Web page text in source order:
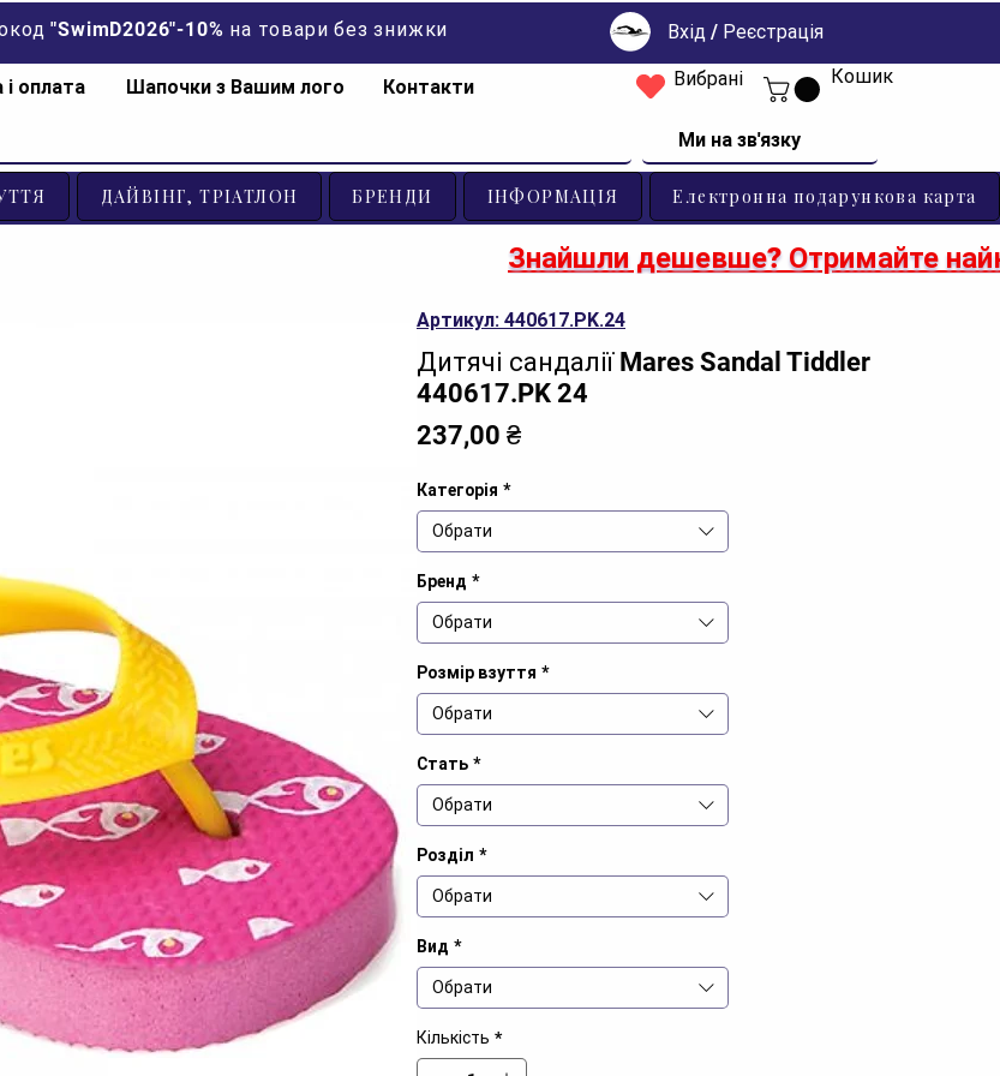
"SwimD2026"-10% на товари без знижки Вхід / Реєстрація
оплата Шапочки з Вашим лого Контакти Вибрані Кошик
Ми на зв'язку
ДАЙВІНГ, ТРІАТЛОН БРЕНДИ ІНФОРМАЦІЯ Електронна подарункова карта
Артикул: 440617.PK.24
Дитячі сандалії Mares Sandal Tiddler
440617.PK 24
237,00 ₴Ціна
Категорія *
Обрати
Бренд *
Обрати
Розмір взуття *
Обрати
Стать *
Обрати
Розділ *
Обрати
Вид *
Обрати
Кількість *
Знайшли дешевше? Отримайте